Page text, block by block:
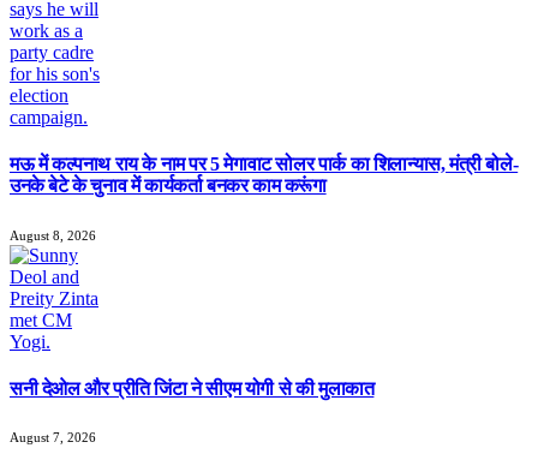
मऊ में कल्पनाथ राय के नाम पर 5 मेगावाट सोलर पार्क का शिलान्यास, मंत्री बोले-
उनके बेटे के चुनाव में कार्यकर्ता बनकर काम करूंगा
August 8, 2026
सनी देओल और प्रीति जिंटा ने सीएम योगी से की मुलाकात
August 7, 2026